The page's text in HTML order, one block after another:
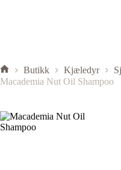
Butikk Kjæledyr
Macademia Nut Oil Shampoo